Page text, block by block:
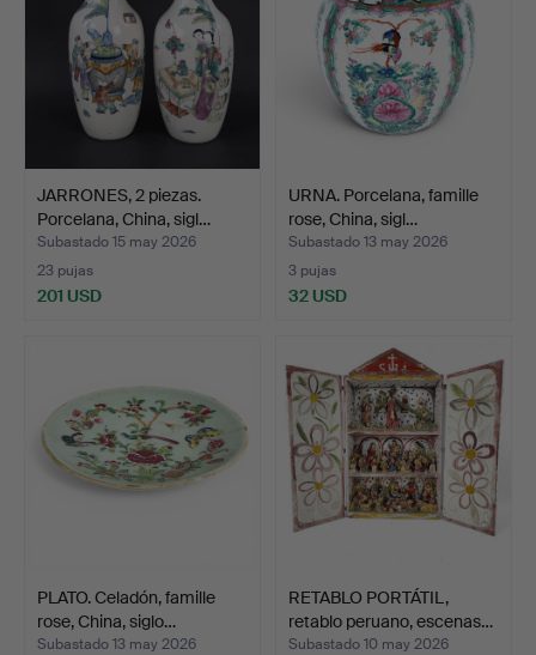
JARRONES, 2 piezas.
Porcelana, China, sigl…
Subastado 15 may 2026
23 pujas
201 USD
URNA. Porcelana, famille
rose, China, sigl…
Subastado 13 may 2026
3 pujas
32 USD
PLATO. Celadón, famille
rose, China, siglo…
Subastado 13 may 2026
RETABLO PORTÁTIL,
retablo peruano, escenas…
Subastado 10 may 2026